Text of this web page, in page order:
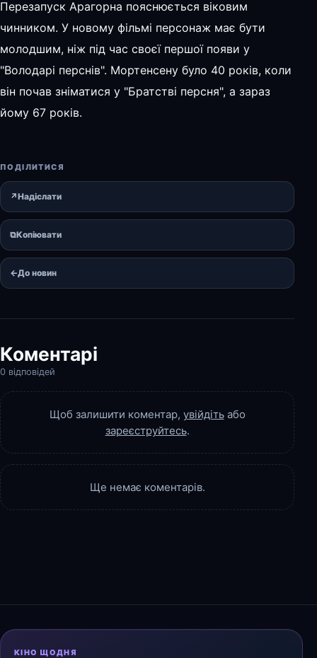
Перезапуск Арагорна пояснюється віковим
чинником. У новому фільмі персонаж має бути
молодшим, ніж під час своєї першої появи у
"Володарі перснів". Мортенсену було 40 років, коли
він почав зніматися у "Братстві персня", а зараз
йому 67 років.
ПОДІЛИТИСЯ
↗Надіслати
⧉Копіювати
←До новин
Коментарі
0 відповідей
Щоб залишити коментар, увійдітьабо
зареєструйтесь.
Ще немає коментарів.
КІНО ЩОДНЯ